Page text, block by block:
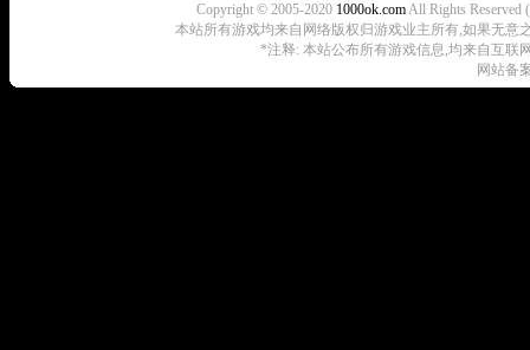
Copyright © 2005-2020 1000ok.comAll Rights
本站所有游戏均来自网络版权归游戏业主所有,如果无意
*注释: 本站公布所有游戏信息,均来自互联
网站备